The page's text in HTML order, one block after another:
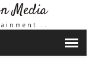
Media
..